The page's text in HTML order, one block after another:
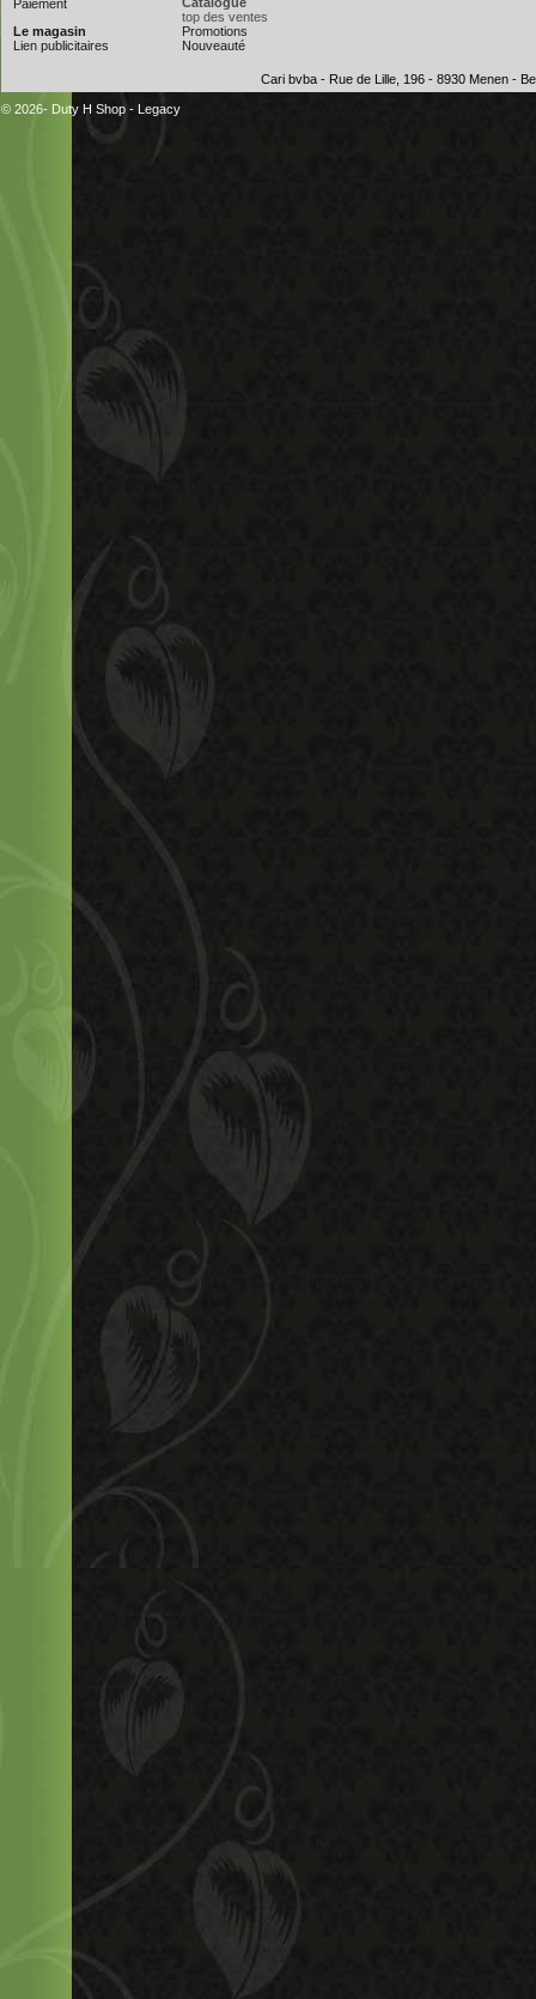
Paiement
Le magasin
Lien publicitaires
top des ventes
Promotions
Nouveauté
Cari bvba - Rue de Lille, 196 - 8930 Menen -
© 2026- Duty H Shop - Legacy